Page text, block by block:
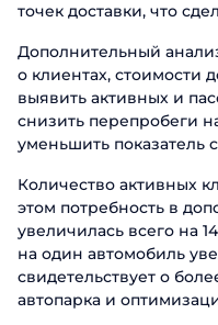
точек доставки, что
Дополнительный
о клиентах, стоимости
выявить активных и
снизить перепробеги
уменьшить показатель с
Количество активных
этом потребность в
увеличилась всего на
на один автомобиль
свидетельствует о
автопарка и